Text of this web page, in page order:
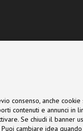
consenso, anche
contenuti e annunci in
Se chiudi il banner
cambiare idea